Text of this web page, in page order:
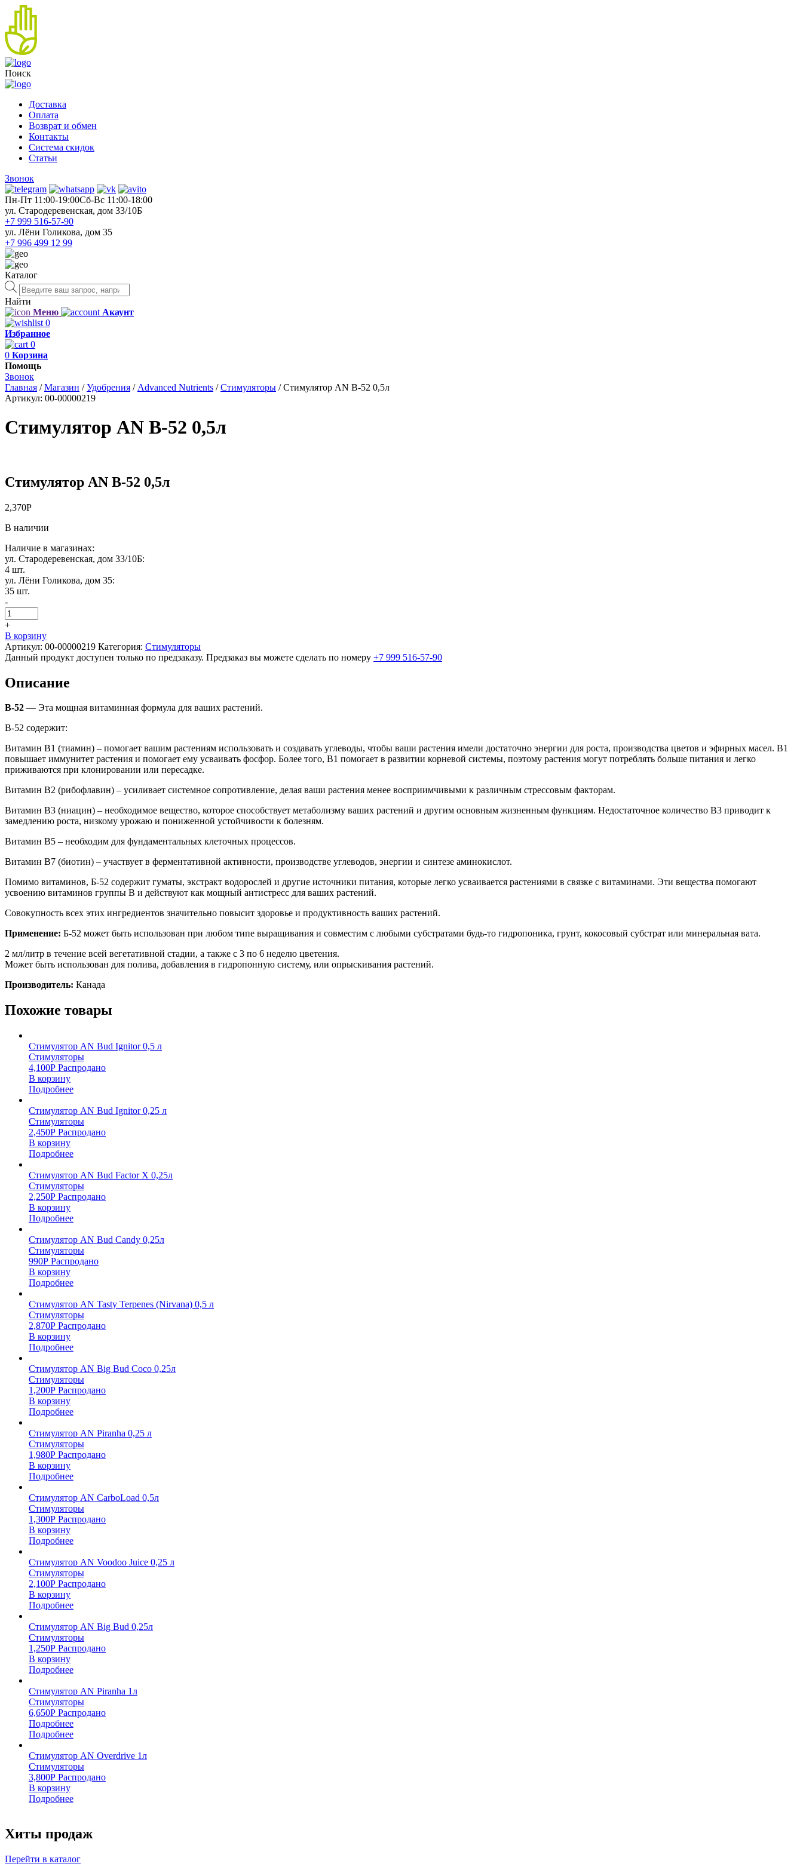
Поиск
Доставка
Оплата
Возврат и обмен
Контакты
Система скидок
Статьи
Звонок
Пн-Пт 11:00-19:00Cб-Вс 11:00-18:00
ул. Стародеревенская, дом 33/10Б
+7 999 516-57-90
ул. Лёни Голикова, дом 35
+7 996 499 12 99
Каталог
Поиск
товаров
Найти
Меню
Акаунт
0
Избранное
0
0 Корзина
Помощь
Звонок
Главная /Магазин /Удобрения / Advanced Nutrients /Стимуляторы /Стимулятор AN B-52 0,5л
Артикул: 00-00000219
Стимулятор AN B-52 0,5л
Стимулятор AN B-52 0,5л
2,370Р
В наличии
Наличие в магазинах:
ул. Стародеревенская, дом 33/10Б:
4 шт.
ул. Лёни Голикова, дом 35:
35 шт.
-
+
В корзину
Артикул: 00-00000219 Категория: Стимуляторы
Данный продукт доступен только по предзаказу. Предзаказ вы можете сделать по номеру +7 999 516-57-90
Описание
B-52 — Эта мощная витаминная формула для ваших растений.
B-52 содержит:
Витамин B1 (тиамин) – помогает вашим растениям использовать и создавать углеводы, чтобы ваши растения имели достаточно энергии для роста, производства цветов и эфирных масел. B1
повышает иммунитет растения и помогает ему усваивать фосфор. Более того, В1 помогает в развитии корневой системы, поэтому растения могут потреблять больше питания и легко
приживаются при клонировании или пересадке.
Витамин В2 (рибофлавин) – усиливает системное сопротивление, делая ваши растения менее восприимчивыми к различным стрессовым факторам.
Витамин B3 (ниацин) – необходимое вещество, которое способствует метаболизму ваших растений и другим основным жизненным функциям. Недостаточное количество В3 приводит к
замедлению роста, низкому урожаю и пониженной устойчивости к болезням.
Витамин В5 – необходим для фундаментальных клеточных процессов.
Витамин B7 (биотин) – участвует в ферментативной активности, производстве углеводов, энергии и синтезе аминокислот.
Помимо витаминов, Б-52 содержит гуматы, экстракт водорослей и другие источники питания, которые легко усваивается растениями в связке с витаминами. Эти вещества помогают
усвоению витаминов группы В и действуют как мощный антистресс для ваших растений.
Совокупность всех этих ингредиентов значительно повысит здоровье и продуктивность ваших растений.
Применение: Б-52 может быть использован при любом типе выращивания и совместим с любыми субстратами будь-то гидропоника, грунт, кокосовый субстрат или минеральная вата.
2 мл/литр в течение всей вегетативной стадии, а также с 3 по 6 неделю цветения.
Может быть использован для полива, добавления в гидропонную систему, или опрыскивания растений.
Производитель: Канада
Похожие товары
Стимулятор AN Bud Ignitor 0,5 л
Стимуляторы
4,100Р Распродано
В корзину
Подробнее
Стимулятор AN Bud Ignitor 0,25 л
Стимуляторы
2,450Р Распродано
В корзину
Подробнее
Стимулятор AN Bud Factor X 0,25л
Стимуляторы
2,250Р Распродано
В корзину
Подробнее
Стимулятор AN Bud Candy 0,25л
Стимуляторы
990Р Распродано
В корзину
Подробнее
Стимулятор AN Tasty Terpenes (Nirvana) 0,5 л
Стимуляторы
2,870Р Распродано
В корзину
Подробнее
Стимулятор AN Big Bud Coco 0,25л
Стимуляторы
1,200Р Распродано
В корзину
Подробнее
Стимулятор AN Piranha 0,25 л
Стимуляторы
1,980Р Распродано
В корзину
Подробнее
Стимулятор AN CarboLoad 0,5л
Стимуляторы
1,300Р Распродано
В корзину
Подробнее
Стимулятор AN Voodoo Juice 0,25 л
Стимуляторы
2,100Р Распродано
В корзину
Подробнее
Стимулятор AN Big Bud 0,25л
Стимуляторы
1,250Р Распродано
В корзину
Подробнее
Стимулятор AN Piranha 1л
Стимуляторы
6,650Р Распродано
Подробнее
Подробнее
Стимулятор AN Overdrive 1л
Стимуляторы
3,800Р Распродано
В корзину
Подробнее
Хиты продаж
Перейти в каталог